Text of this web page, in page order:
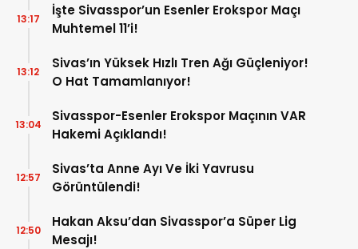
İşte Sivasspor’un Esenler Erokspor Maçı
Muhtemel 11’i!
13:17
Sivas’ın Yüksek Hızlı Tren Ağı Güçleniyor!
O Hat Tamamlanıyor!
13:12
Sivasspor-Esenler Erokspor Maçının VAR
Hakemi Açıklandı!
13:04
Sivas’ta Anne Ayı Ve İki Yavrusu
Görüntülendi!
12:57
Hakan Aksu’dan Sivasspor’a Süper Lig
Mesajı!
12:50